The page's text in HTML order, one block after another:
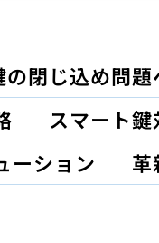
の閉じ込め問
スマート
ーション
革